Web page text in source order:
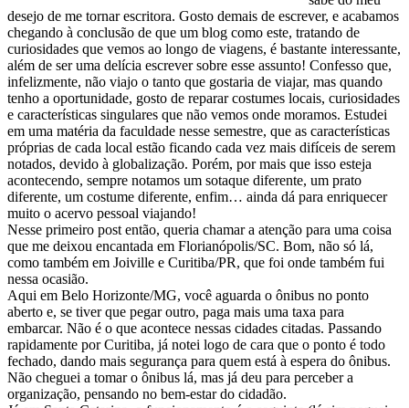
desejo de me tornar escritora. Gosto demais de escrever, e acabamos
chegando à conclusão de que um blog como este, tratando de
curiosidades que vemos ao longo de viagens, é bastante interessante,
além de ser uma delícia escrever sobre esse assunto! Confesso que,
infelizmente, não viajo o tanto que gostaria de viajar, mas quando
tenho a oportunidade, gosto de reparar costumes locais, curiosidades
e características singulares que não vemos onde moramos. Estudei
em uma matéria da faculdade nesse semestre, que as características
próprias de cada local estão ficando cada vez mais difíceis de serem
notados, devido à globalização. Porém, por mais que isso esteja
acontecendo, sempre notamos um sotaque diferente, um prato
diferente, um costume diferente, enfim… ainda dá para enriquecer
muito o acervo pessoal viajando!
Nesse primeiro post então, queria chamar a atenção para uma coisa
que me deixou encantada em Florianópolis/SC. Bom, não só lá,
como também em Joiville e Curitiba/PR, que foi onde também fui
nessa ocasião.
Aqui em Belo Horizonte/MG, você aguarda o ônibus no ponto
aberto e, se tiver que pegar outro, paga mais uma taxa para
embarcar. Não é o que acontece nessas cidades citadas. Passando
rapidamente por Curitiba, já notei logo de cara que o ponto é todo
fechado, dando mais segurança para quem está à espera do ônibus.
Não cheguei a tomar o ônibus lá, mas já deu para perceber a
organização, pensando no bem-estar do cidadão.